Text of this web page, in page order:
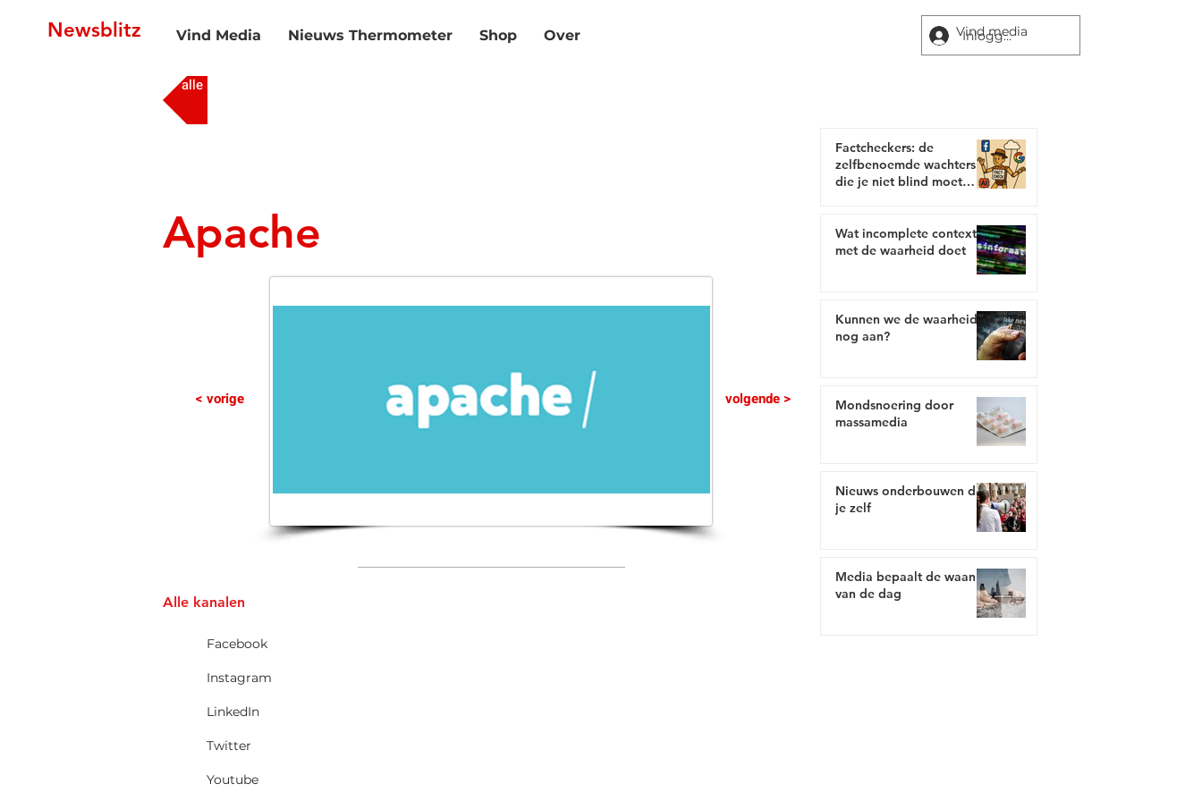
Inloggen
Vind Media Nieuws Thermomete­r Shop Over
alle media
Apache
< vorige volgende >
Alle kanalen
Facebook
Instagram
LinkedIn
Twitter
Youtube
Factcheckers: de
zelfbenoemde wachters
die je niet blind moet
Wat incomplete context
met de waarheid doet
Kunnen we de waarheid
nog aan?
Mondsnoering door
massamedia
Nieuws onderbouwen doe
je zelf
Media bepaalt de waan
van de dag
Newsblitz